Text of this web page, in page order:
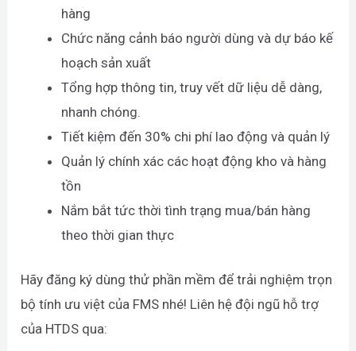
hàng
Chức năng cảnh báo người dùng và dự báo kế
hoạch sản xuất
Tổng hợp thông tin, truy vết dữ liệu dễ dàng,
nhanh chóng.
Tiết kiệm đến 30% chi phí lao động và quản lý
Quản lý chính xác các hoạt động kho và hàng
tồn
Nắm bắt tức thời tình trạng mua/bán hàng
theo thời gian thực
Hãy đăng ký dùng thử phần mềm để trải nghiệm trọn
bộ tính ưu việt của FMS nhé! Liên hệ đội ngũ hỗ trợ
của HTDS qua: